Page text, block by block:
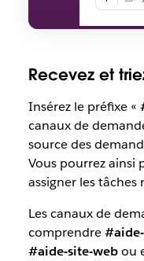
Recevez et
Insérez le préfixe «
canaux de
source des
Vous pourrez ainsi
assigner les
Les canaux de
comprendre
#aide-site-webou